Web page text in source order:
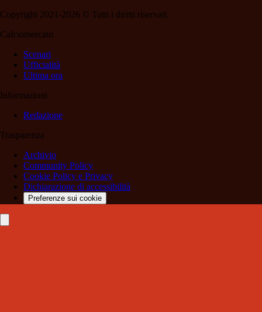
Copyright 2021-2026 © Tutti i diritti riservati.
Calciomercato
Scenari
Ufficialità
Ultima ora
Informazioni
Redazione
Trasparenza
Archivio
Community Policy
Cookie Policy e Privacy
Dichiarazione di accessibilità
Preferenze sui cookie